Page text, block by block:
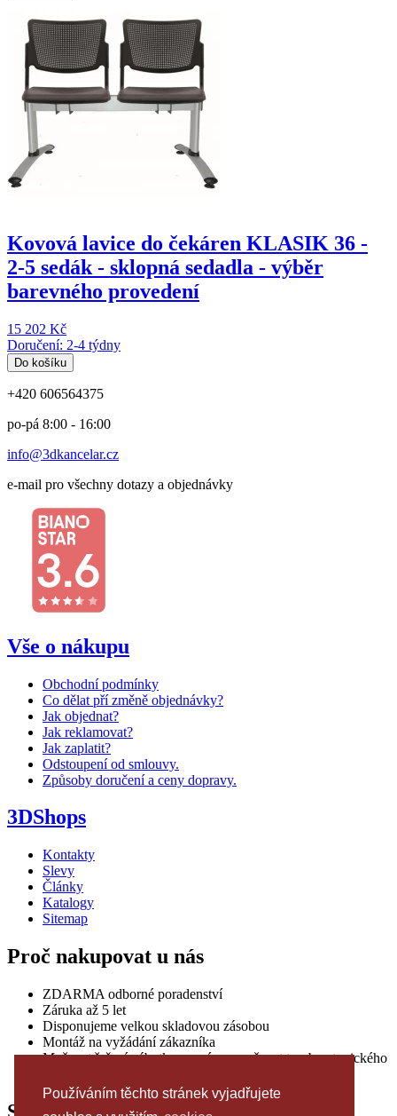
Používáním těchto stránek vyjadřujete
Kovová lavice do čekáren KLASIK 36 -
2-5 sedák - sklopná sedadla - výběr
barevného provedení
15 202 Kč
Doručení: 2-4 týdny
Do košíku
+420 606564375
po-pá 8:00 - 16:00
info@3dkancelar.cz
e-mail pro všechny dotazy a objednávky
Vše o nákupu
Obchodní podmínky
Co dělat pří změně objednávky?
Jak objednat?
Jak reklamovat?
Jak zaplatit?
Odstoupení od smlouvy.
Způsoby doručení a ceny dopravy.
3DShops
Kontakty
Slevy
Články
Katalogy
Sitemap
Proč nakupovat u nás
ZDARMA odborné poradenství
Záruka až 5 let
Disponujeme velkou skladovou zásobou
Montáž na vyžádání zákazníka
Možnost řešení nábytku na míru a možnost tvorby atypického